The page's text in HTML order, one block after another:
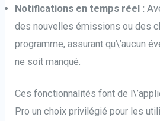
Notifications en temps réel :
des nouvelles émissions ou des
programme, assurant qu\’aucun
ne soit manqué.
Ces fonctionnalités font de
Pro un choix privilégié pour les